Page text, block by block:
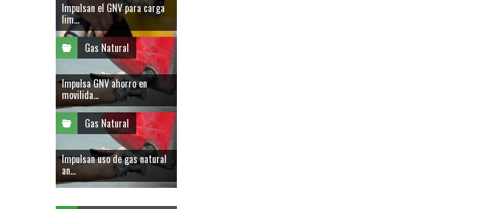
Impulsan el GNV para carga
lim...
Gas Natural
Impulsa GNV ahorro en
movilida...
Gas Natural
Impulsan uso de gas natural
an...